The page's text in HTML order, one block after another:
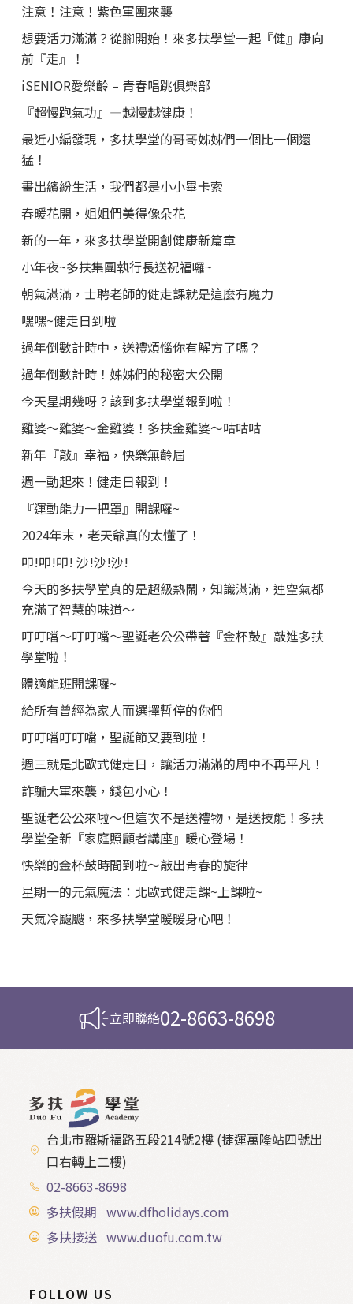
注意！注意！紫色軍團來襲
想要活力滿滿？從腳開始！來多扶學堂一起『健』康向
前『走』！
iSENIOR愛樂齡 – 青春唱跳俱樂部
『超慢跑氣功』—越慢越健康！
最近小編發現，多扶學堂的哥哥姊姊們一個比一個還
猛！
畫出繽紛生活，我們都是小小畢卡索
春暖花開，姐姐們美得像朵花
新的一年，來多扶學堂開創健康新篇章
小年夜~多扶集團執行長送祝福囉~
朝氣滿滿，士聘老師的健走課就是這麼有魔力
嘿嘿~健走日到啦
過年倒數計時中，送禮煩惱你有解方了嗎？
過年倒數計時！姊姊們的秘密大公開
今天星期幾呀？該到多扶學堂報到啦！
雞婆～雞婆～金雞婆！多扶金雞婆～咕咕咕
新年『敲』幸福，快樂無齡屆
週一動起來！健走日報到！
『運動能力一把罩』開課囉~
2024年末，老天爺真的太懂了！
叩!叩!叩! 沙!沙!沙!
今天的多扶學堂真的是超級熱鬧，知識滿滿，連空氣都
充滿了智慧的味道～
叮叮噹～叮叮噹～聖誕老公公帶著『金杯鼓』敲進多扶
學堂啦！
體適能班開課囉~
給所有曾經為家人而選擇暫停的你們
叮叮噹叮叮噹，聖誕節又要到啦！
週三就是北歐式健走日，讓活力滿滿的周中不再平凡！
詐騙大軍來襲，錢包小心！
聖誕老公公來啦～但這次不是送禮物，是送技能！多扶
學堂全新『家庭照顧者講座』暖心登場！
快樂的金杯鼓時間到啦～敲出青春的旋律
星期一的元氣魔法：北歐式健走課~上課啦~
天氣冷颼颼，來多扶學堂暖暖身心吧！
立即聯絡02-8663-8698
台北市羅斯福路五段214號2樓 (捷運萬隆站四號出
口右轉上二樓)
02-8663-8698
多扶假期 www.dfholidays.com
多扶接送 www.duofu.com.tw
FOLLOW US